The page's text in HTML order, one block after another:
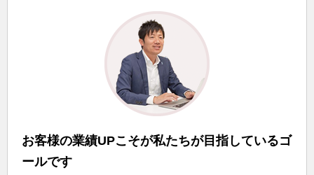
お客様の業績UPこそが私たちが目指しているゴ
ールです